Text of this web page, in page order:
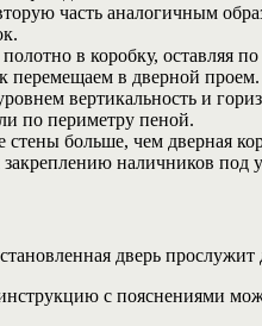
часть аналогичным
в коробку, оставляя
перемещаем в дверной проем.
вертикальность и
по периметру пеной.
больше, чем дверная
наличников под
дверь прослужит
с пояснениями